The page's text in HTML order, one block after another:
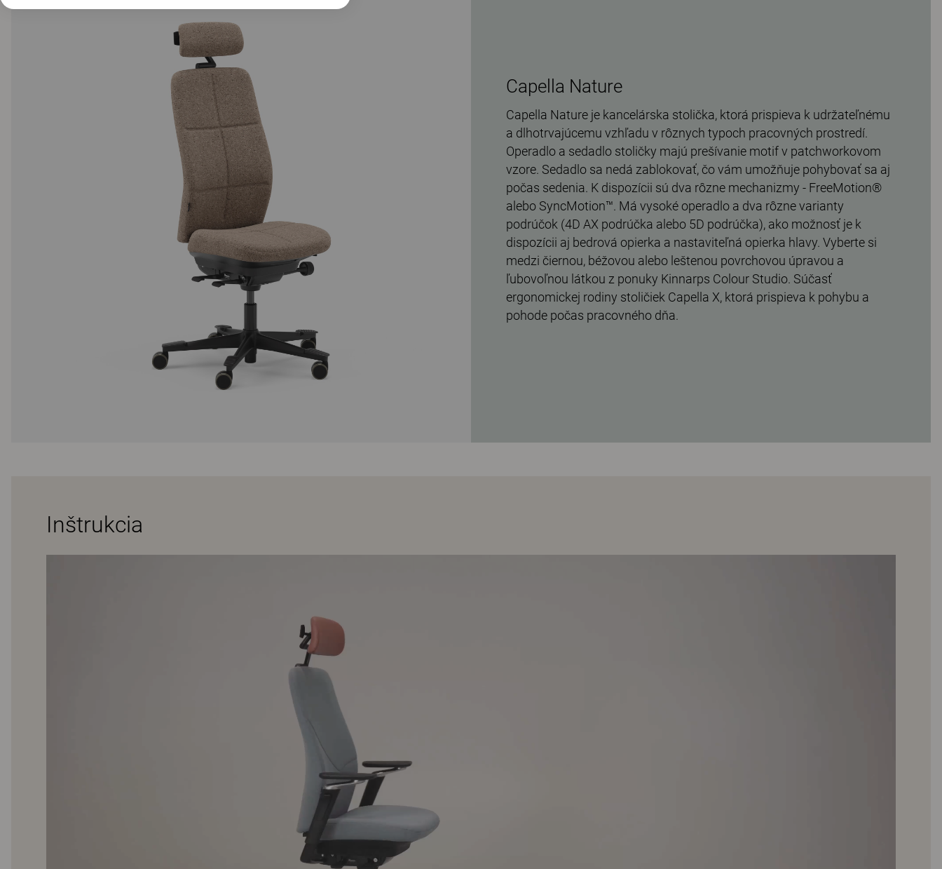
Capella Nature
Capella Nature je kancelárska stolička, ktorá prispieva k udržateľnému
a dlhotrvajúcemu vzhľadu v rôznych typoch pracovných prostredí.
Operadlo a sedadlo stoličky majú prešívanie motif v patchworkovom
vzore. Sedadlo sa nedá zablokovať, čo vám umožňuje pohybovať sa aj
počas sedenia. K dispozícii sú dva rôzne mechanizmy - FreeMotion®
alebo SyncMotion™. Má vysoké operadlo a dva rôzne varianty
podrúčok (4D AX podrúčka alebo 5D podrúčka), ako možnosť je k
dispozícii aj bedrová opierka a nastaviteľná opierka hlavy. Vyberte si
medzi čiernou, béžovou alebo leštenou povrchovou úpravou a
ľubovoľnou látkou z ponuky Kinnarps Colour Studio. Súčasť
ergonomickej rodiny stoličiek Capella X, ktorá prispieva k pohybu a
pohode počas pracovného dňa.
Inštrukcia